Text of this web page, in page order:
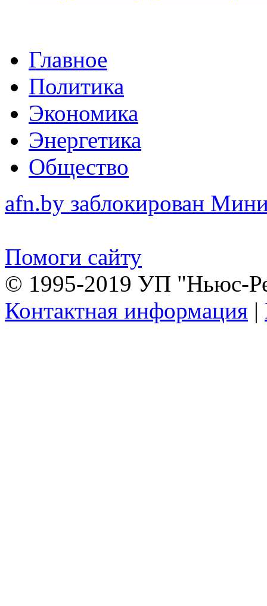
Главное
Политика
Экономика
Энергетика
Общество
afn.by заблокирован
Помоги сайту
© 1995-2019 УП "Ньюс-
Контактная информация |